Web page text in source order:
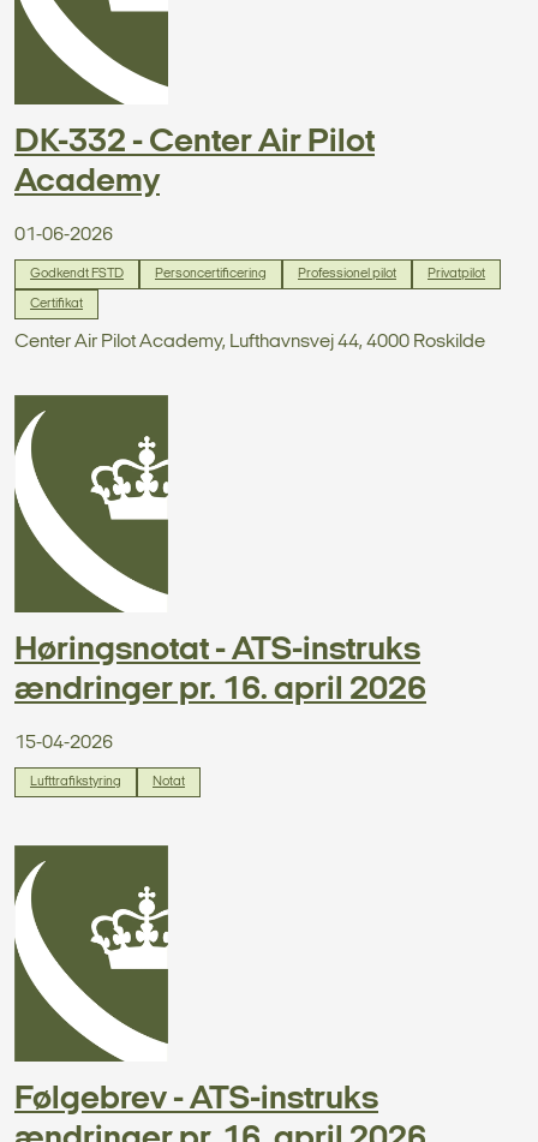
DK-332 - Center Air Pilot
Academy
01-06-2026
Godkendt FSTD Personcertificering Professionel pilot Privatpilot
Certifikat
Center Air Pilot Academy, Lufthavnsvej 44, 4000 Roskilde
Høringsnotat - ATS-instruks
ændringer pr. 16. april 2026
15-04-2026
Lufttrafikstyring Notat
Følgebrev - ATS-instruks